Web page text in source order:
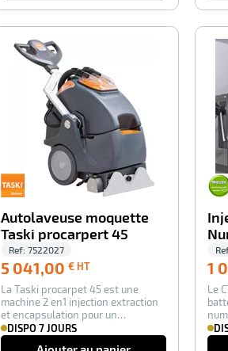
Autolaveuse moquette
Taski procarpert 45
Ref: 7522027
5 041,00 € HT
HT
La Taski procarpet 45 est une
machine 2 en1 injection extraction
et encapsulation pour un
nettoyage en pr…
DISPO 7 JOURS
1
Le